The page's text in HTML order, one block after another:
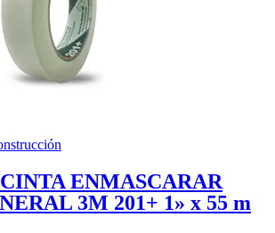
ENMASCARAR
3M 201+ 1» x 55 m